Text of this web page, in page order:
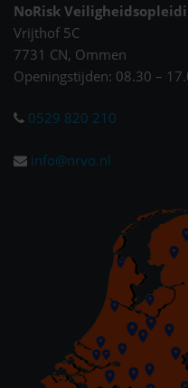
NoRisk
Vrijthof 5C
7731 CN, Ommen
Openingstijden: 08.30 –
0529 820 210
info@nrvo.nl